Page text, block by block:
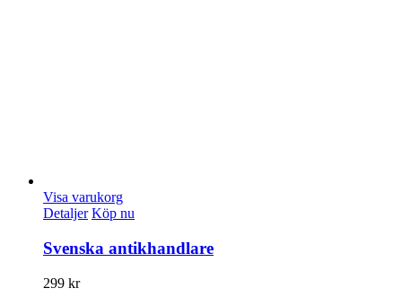
Visa varukorg
Detaljer Köp nu
Svenska antikhandlare
299 kr